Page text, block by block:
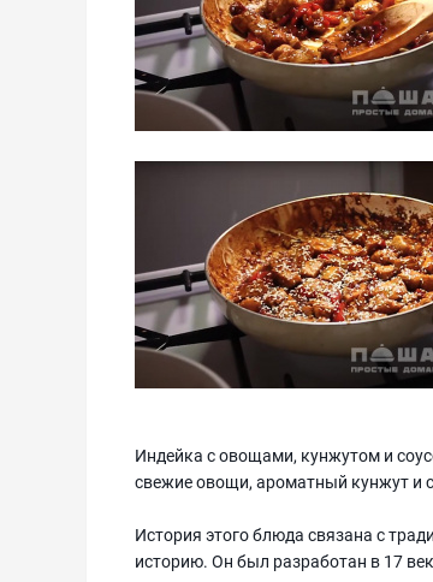
Индейка с овощами, кунжутом и
свежие овощи, ароматный кунжут и
История этого блюда связана с
историю. Он был разработан в 17